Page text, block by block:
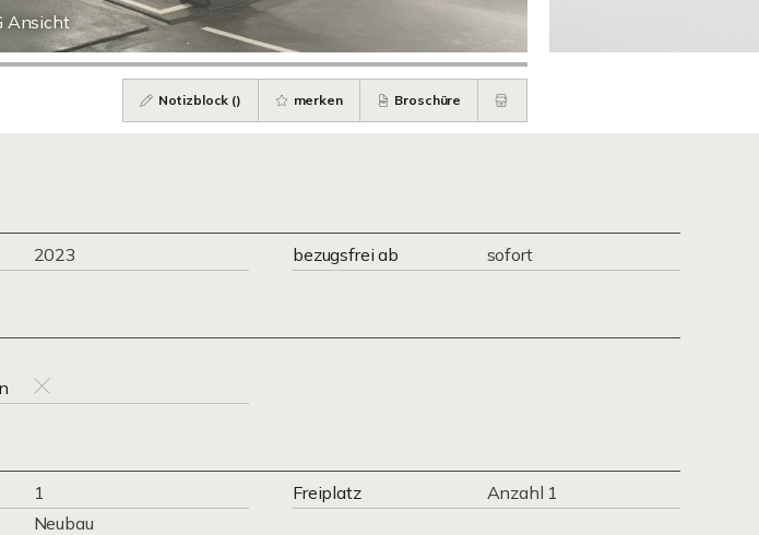
Ansicht
Notizblock () merken Broschüre
2023 bezugsfrei ab sofort
1 Freiplatz
Anzahl 1
Neubau